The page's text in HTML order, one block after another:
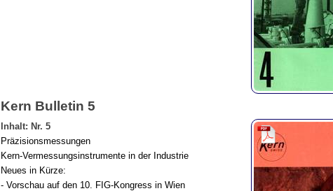
Kern Bulletin 5
Inhalt: Nr. 5
Präzisionsmessungen
Kern-Vermessungsinstrumente in der Industrie
Neues in Kürze:
- Vorschau auf den 10. FIG-Kongress in Wien